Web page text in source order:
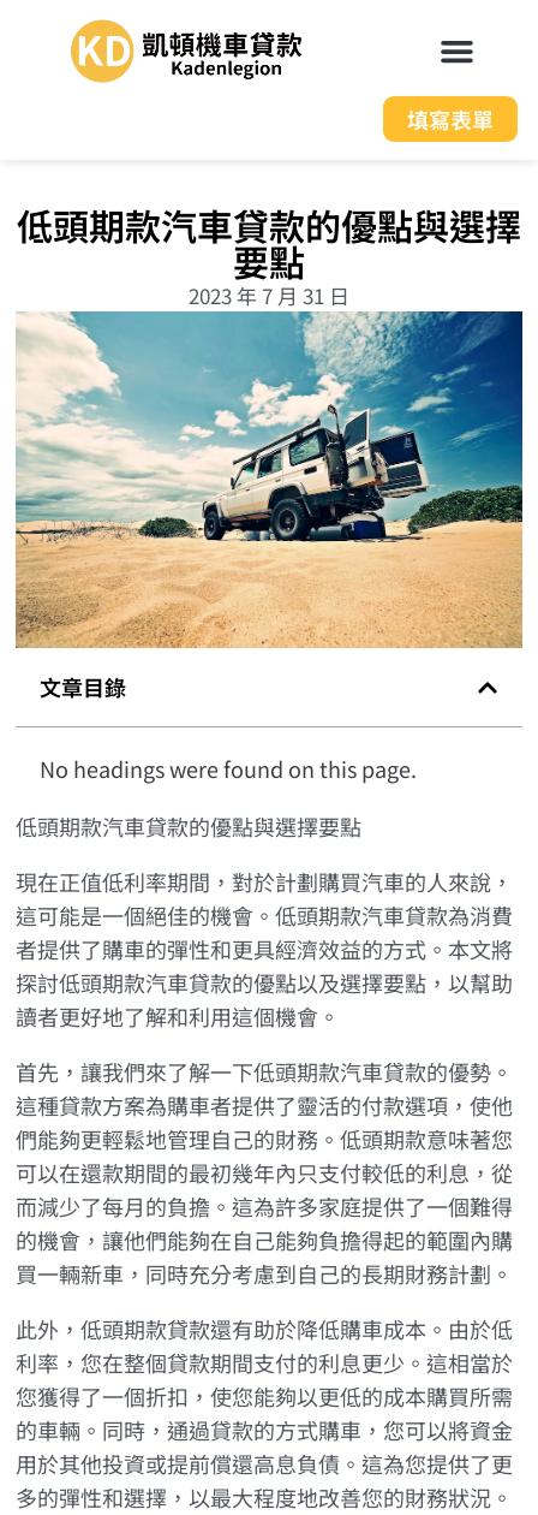
填寫表單
低頭期款汽車貸款的優點與選擇
要點
2023 年 7 月 31 日
文章目錄
No headings were found on this page.
低頭期款汽車貸款的優點與選擇要點
現在正值低利率期間，對於計劃購買汽車的人來說，
這可能是一個絕佳的機會。低頭期款汽車貸款為消費
者提供了購車的彈性和更具經濟效益的方式。本文將
探討低頭期款汽車貸款的優點以及選擇要點，以幫助
讀者更好地了解和利用這個機會。
首先，讓我們來了解一下低頭期款汽車貸款的優勢。
這種貸款方案為購車者提供了靈活的付款選項，使他
們能夠更輕鬆地管理自己的財務。低頭期款意味著您
可以在還款期間的最初幾年內只支付較低的利息，從
而減少了每月的負擔。這為許多家庭提供了一個難得
的機會，讓他們能夠在自己能夠負擔得起的範圍內購
買一輛新車，同時充分考慮到自己的長期財務計劃。
此外，低頭期款貸款還有助於降低購車成本。由於低
利率，您在整個貸款期間支付的利息更少。這相當於
您獲得了一個折扣，使您能夠以更低的成本購買所需
的車輛。同時，通過貸款的方式購車，您可以將資金
用於其他投資或提前償還高息負債。這為您提供了更
多的彈性和選擇，以最大程度地改善您的財務狀況。